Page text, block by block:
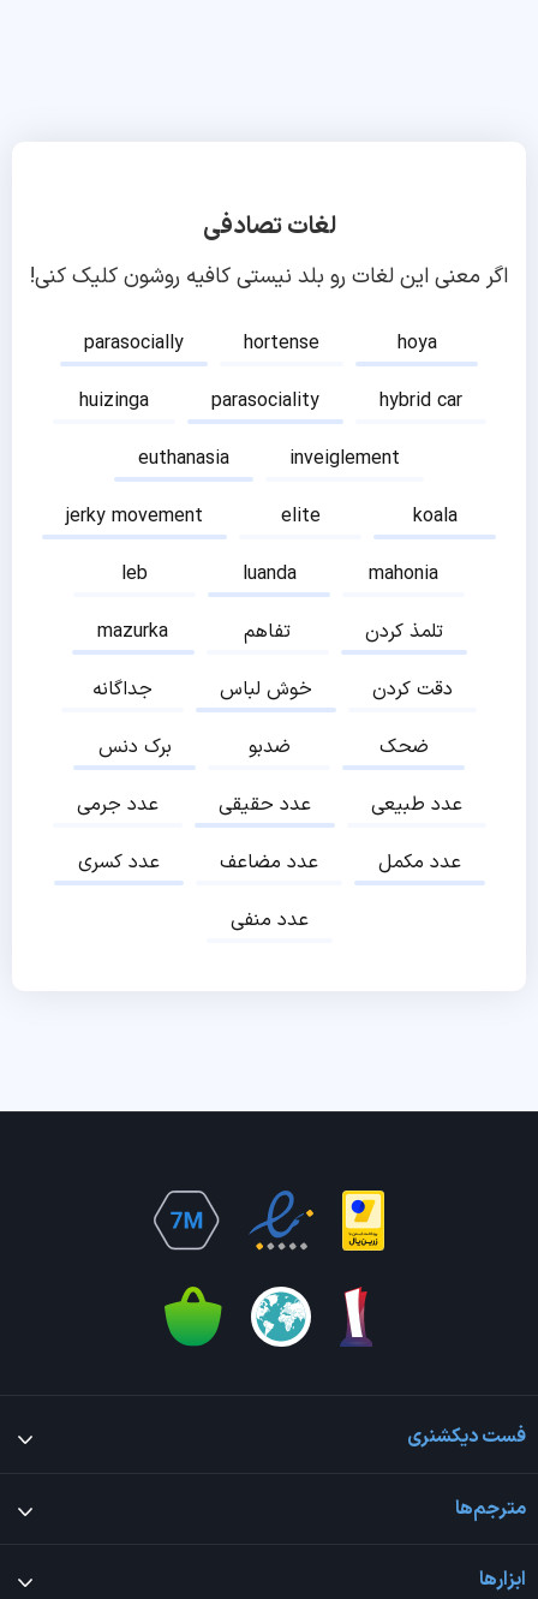
لغات تصادفی
اگر معنی این لغات رو بلد نیستی کافیه روشون کلیک کنی!
parasocially hortense
hoya
huizinga
parasociality
hybrid car
euthanasia
inveiglement
jerky movement
elite
koala
leb
luanda
mahonia
mazurka
تفاهم
تلمذ کردن
جداگانه
خوش لباس
دقت کردن
برک دنس
ضدبو
ضحک
عدد جرمی
عدد حقیقی
عدد طبیعی
عدد کسری
عدد مضاعف
عدد مکمل
عدد منفی
فست دیکشنری
مترجم‌ها
ابزارها